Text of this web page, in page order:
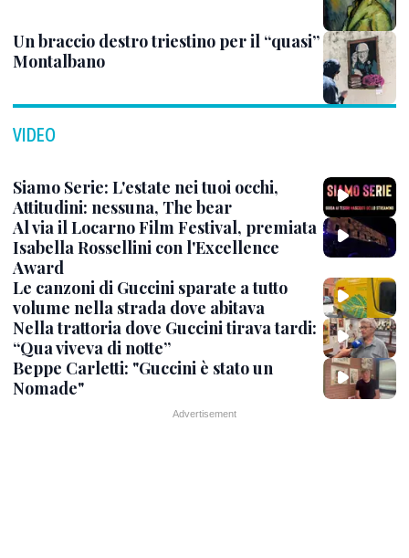
Un braccio destro triestino per il “quasi”
Montalbano
VIDEO
Siamo Serie: L'estate nei tuoi occhi,
Attitudini: nessuna, The bear
Al via il Locarno Film Festival, premiata
Isabella Rossellini con l'Excellence
Award
Le canzoni di Guccini sparate a tutto
volume nella strada dove abitava
Nella trattoria dove Guccini tirava tardi:
“Qua viveva di notte”
Beppe Carletti: "Guccini è stato un
Nomade"